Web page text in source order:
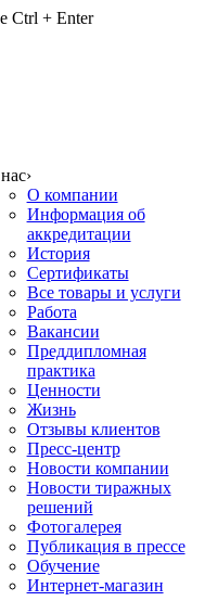
Ctrl + Enter
›
О компании
Информация об
аккредитации
История
Сертификаты
Все товары и услуги
Работа
Вакансии
Преддипломная
практика
Ценности
Жизнь
Отзывы клиентов
Пресс-центр
Новости компании
Новости тиражных
решений
Фотогалерея
Публикация в прессе
Обучение
Интернет-магазин